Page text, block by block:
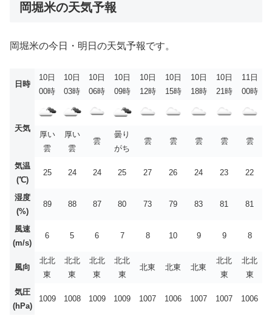
岡堀米の天気予報
岡堀米の今日・明日の天気予報です。
日時
10日
00時
10日
03時
10日
06時
10日
09時
10日
12時
10日
15時
10日
18時
10日
21時
11日
00時
天気
厚い
雲
厚い
雲
雲
曇り
がち
雲 雲 雲 雲 雲
気温
(℃)
25 24 24 25 27 26 24 23 22
湿度
(%)
89 88 87 80 73 79 83 81 81
風速
(m/s)
6 5 6 7 8 10 9 9 8
風向
北北
東
北北
東
北北
東
北北
東
北東 北東 北東
北北
東
北北
東
気圧
(hPa)
1009 1008 1009 1009 1007 1006 1007 1007 1006